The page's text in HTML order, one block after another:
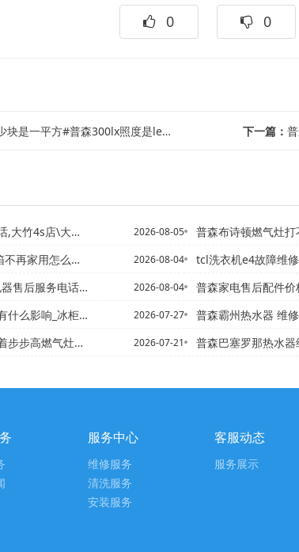
0 0
一平方#普森300lx照度是led灯多少瓦 下一篇： 普
电话,美的热水器维修电话 2026-08-05
家用怎么处理 2026-08-04
服务电话新发布 2026-08-04
_冰柜加氟正确方法 2026-07-27
_火-步声牌燃气灶打不着火 2026-07-21
普森布诗顿燃气灶打
tcl洗衣机e4故障维
普森家电售后配件价格）
普森霸州热水器 维修 电话,霸州林内壁
普森巴塞罗那热水器维修电话,赛德隆热
服务中心
维修服务
清洗服务
安装服务
客服动态
服务展示